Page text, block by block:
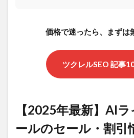
たい
方向
問：
AIラ
イテ
ィン
価格で迷ったら、まずは
ツクレルSEO 記事
【2025年最新】AI
ールのセール・割引